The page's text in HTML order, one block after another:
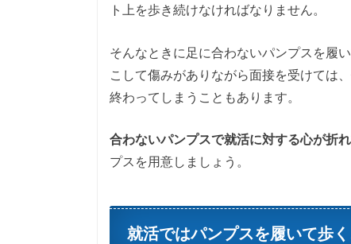
ト上を歩き続けなければなりません。
そんなときに足に合わないパンプスを履
こして傷みがありながら面接を受けては
終わってしまうこともあります。
合わないパンプスで就活に対する心が折
プスを用意しましょう。
就活ではパンプスを履いて歩